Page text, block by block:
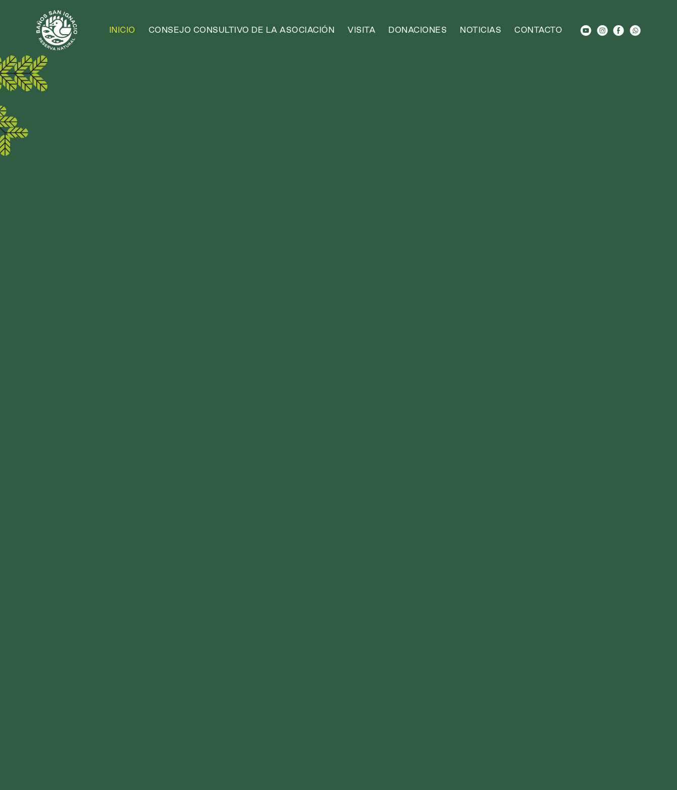
INICIO CONSEJO CONSULTIVO DE LA ASOCIACIÓN VISITA DONACIONES NOTICIAS CONTACTO M Q E L